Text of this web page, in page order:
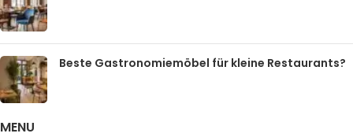
Beste Gastronomiemöbel für kleine Restaurants?
MENU